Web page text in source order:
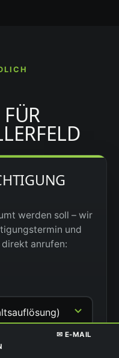
werden soll – wir
und
anrufen:
✉ E-MAIL